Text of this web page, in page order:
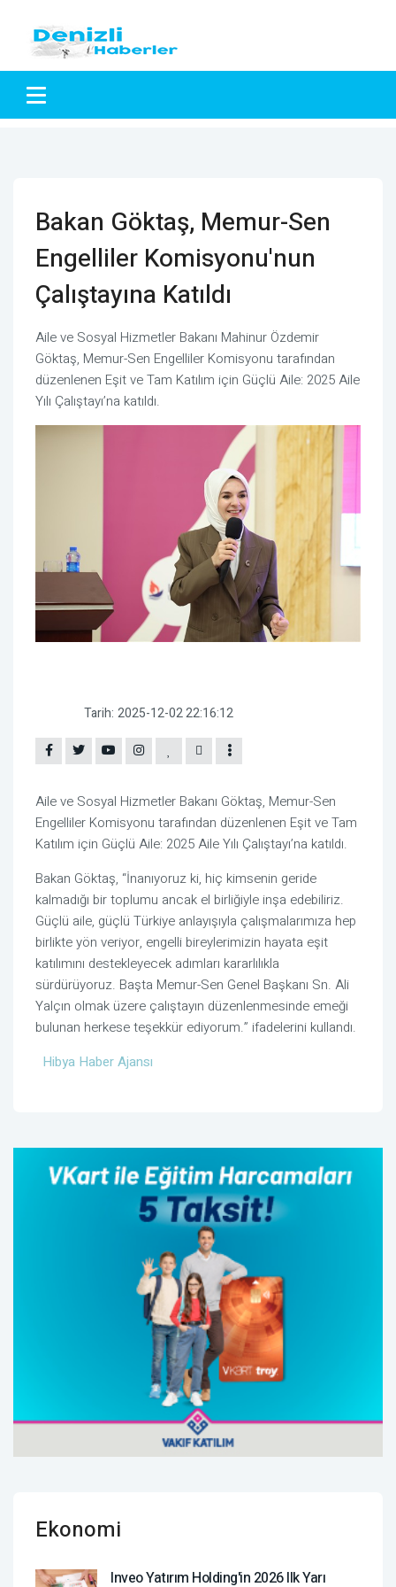
Bakan Göktaş, Memur-Sen
Engelliler Komisyonu'nun
Çalıştayına Katıldı
Aile ve Sosyal Hizmetler Bakanı Mahinur Özdemir
Göktaş, Memur-Sen Engelliler Komisyonu tarafından
düzenlenen Eşit ve Tam Katılım için Güçlü Aile: 2025 Aile
Yılı Çalıştayı’na katıldı.
Tarih: 2025-12-02 22:16:12
Aile ve Sosyal Hizmetler Bakanı Göktaş, Memur-Sen
Engelliler Komisyonu tarafından düzenlenen Eşit ve Tam
Katılım için Güçlü Aile: 2025 Aile Yılı Çalıştayı’na katıldı.
Bakan Göktaş, “İnanıyoruz ki, hiç kimsenin geride
kalmadığı bir toplumu ancak el birliğiyle inşa edebiliriz.
Güçlü aile, güçlü Türkiye anlayışıyla çalışmalarımıza hep
birlikte yön veriyor, engelli bireylerimizin hayata eşit
katılımını destekleyecek adımları kararlılıkla
sürdürüyoruz. Başta Memur-Sen Genel Başkanı Sn. Ali
Yalçın olmak üzere çalıştayın düzenlenmesinde emeği
bulunan herkese teşekkür ediyorum.” ifadelerini kullandı.
Hibya Haber Ajansı
Ekonomi
Inveo Yatırım Holding'in 2026 Ilk Yarı